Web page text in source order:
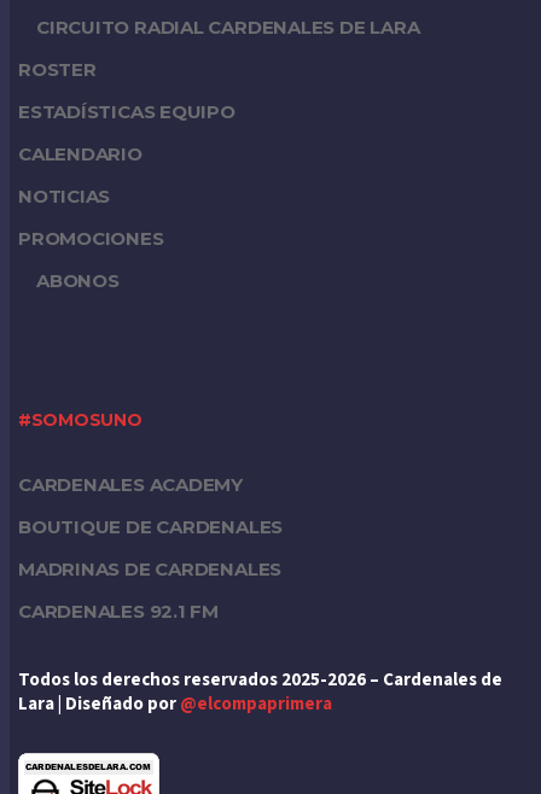
CIRCUITO RADIAL CARDENALES DE LARA
ROSTER
ESTADÍSTICAS EQUIPO
CALENDARIO
NOTICIAS
PROMOCIONES
ABONOS
#SOMOSUNO
CARDENALES ACADEMY
BOUTIQUE DE CARDENALES
MADRINAS DE CARDENALES
CARDENALES 92.1 FM
Todos los derechos reservados 2025-2026 – Cardenales de
Lara | Diseñado por@elcompaprimera